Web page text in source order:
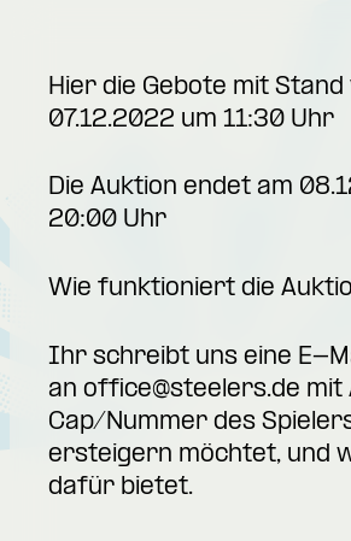
Hier die Gebote mit Stand
07.12.2022 um 11:30 Uhr
Die Auktion endet am
20:00 Uhr
Wie funktioniert die
Ihr schreibt uns eine E-
an office@steelers.de mit
Cap/Nummer des
ersteigern möchtet, und
dafür bietet.